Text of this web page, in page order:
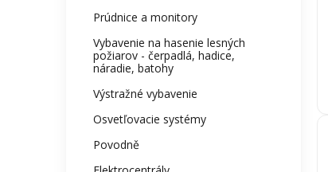
Prúdnice a monitory
Vybavenie na hasenie lesných
požiarov - čerpadlá, hadice,
náradie, batohy
Výstražné vybavenie
Osvetľovacie systémy
Povodně